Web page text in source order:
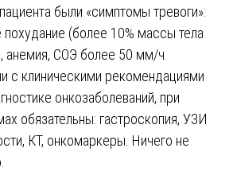
были «симптомы тревоги»:
похудание (более 10% массы тела
анемия, СОЭ более 50 мм/ч.
с клиническими рекомендациями
онкозаболеваний, при
обязательны: гастроскопия, УЗИ
КТ, онкомаркеры. Ничего не